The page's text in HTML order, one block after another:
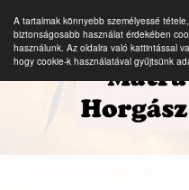
A tartalmak könnyebb személyessé
biztonságosabb használat érdekében
használunk. Az oldalra való kattintással
hogy cookie-k használatával gyűjtsünk